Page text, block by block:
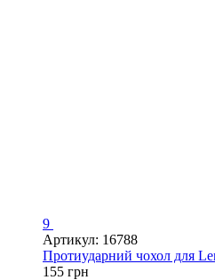
9
Артикул: 16788
Протиударний чохол для
155 грн